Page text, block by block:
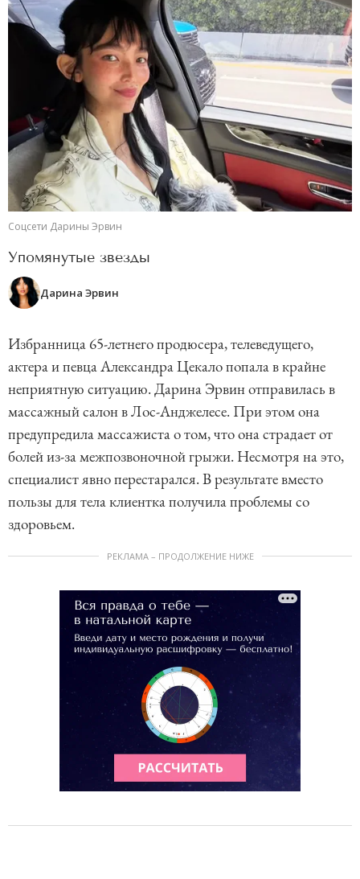
Соцсети Дарины Эрвин
Упомянутые звезды
Дарина Эрвин
Избранница 65-летнего продюсера, телеведущего,
актера и певца Александра Цекало попала в крайне
неприятную ситуацию. Дарина Эрвин отправилась в
массажный салон в Лос-Анджелесе. При этом она
предупредила массажиста о том, что она страдает от
болей из-за межпозвоночной грыжи. Несмотря на это,
специалист явно перестарался. В результате вместо
пользы для тела клиентка получила проблемы со
здоровьем.
РЕКЛАМА – ПРОДОЛЖЕНИЕ НИЖЕ